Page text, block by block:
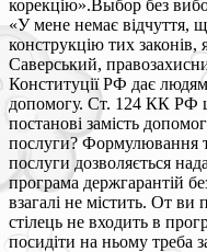
корекцію».Выбор без
«У мене немає відчуття,
конструкцію тих
Саверський,
Конституції РФ дає
допомогу. Ст. 124 КК РФ
постанові замість
послуги? Формулювання
послуги дозволяється
програма держгарантій
взагалі не містить. От ви
стілець не входить в
посидіти на ньому треба